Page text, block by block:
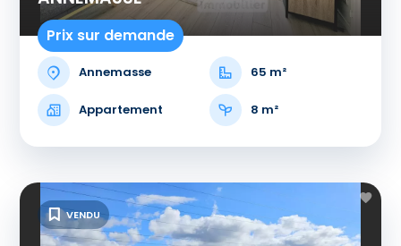
Prix sur demande
Annemasse 65 m²
Appartement 8 m²
VENDU